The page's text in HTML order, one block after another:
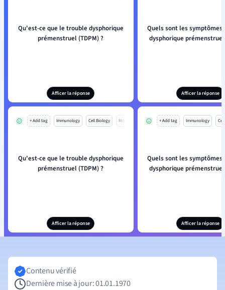
Qu'est-ce que le trouble dysphorique
prémenstruel (TDPM) ?
Afficer la réponse
Quels sont les symptômes
dysphorique prémenstruel
Afficer la réponse
+ Add tag Immunology Cell Biology Mo
Qu'est-ce que le trouble dysphorique
prémenstruel (TDPM) ?
Afficer la réponse
+ Add tag Immunology
Quels sont les symptômes
dysphorique prémenstruel
Afficer la réponse
Contenu vérifié
Dernière mise à jour: 01.01.1970